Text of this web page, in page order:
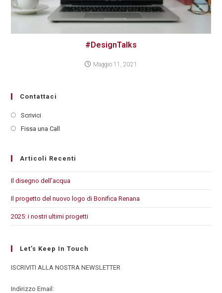
#DesignTalks
Maggio 11, 2021
Contattaci
Scrivici
Fissa una Call
Articoli Recenti
Il disegno dell’acqua
Il progetto del nuovo logo di Bonifica Renana
2025: i nostri ultimi progetti
Let’s Keep In Touch
ISCRIVITI ALLA NOSTRA NEWSLETTER
Indirizzo Email: